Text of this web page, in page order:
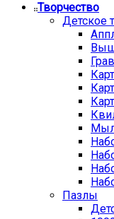
Творчество
Детское
Пазлы